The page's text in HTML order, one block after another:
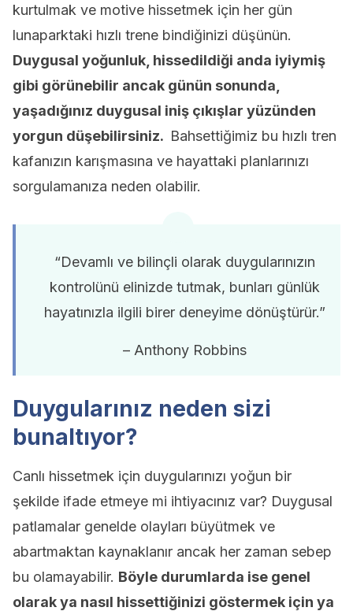
kurtulmak ve motive hissetmek için her gün
lunaparktaki hızlı trene bindiğinizi düşünün.
Duygusal yoğunluk, hissedildiği anda iyiymiş
gibi görünebilir ancak günün sonunda,
yaşadığınız duygusal iniş çıkışlar yüzünden
yorgun düşebilirsiniz. Bahsettiğimiz bu hızlı tren
kafanızın karışmasına ve hayattaki planlarınızı
sorgulamanıza neden olabilir.
“Devamlı ve bilinçli olarak duygularınızın
kontrolünü elinizde tutmak, bunları günlük
hayatınızla ilgili birer deneyime dönüştürür.”
– Anthony Robbins
Duygularınız neden sizi
bunaltıyor?
Canlı hissetmek için duygularınızı yoğun bir
şekilde ifade etmeye mi ihtiyacınız var? Duygusal
patlamalar genelde olayları büyütmek ve
abartmaktan kaynaklanır ancak her zaman sebep
bu olamayabilir. Böyle durumlarda ise genel
olarak ya nasıl hissettiğinizi göstermek için ya